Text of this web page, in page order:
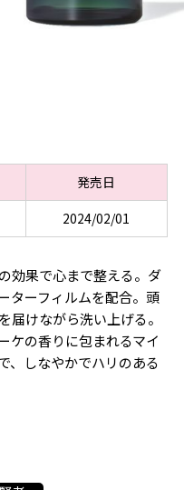
発売日
2024/02/01
効果で心まで整える。ダ
ターフィルムを配合。頭
届けながら洗い上げる。
ケの香りに包まれるマイ
、しなやかでハリのある